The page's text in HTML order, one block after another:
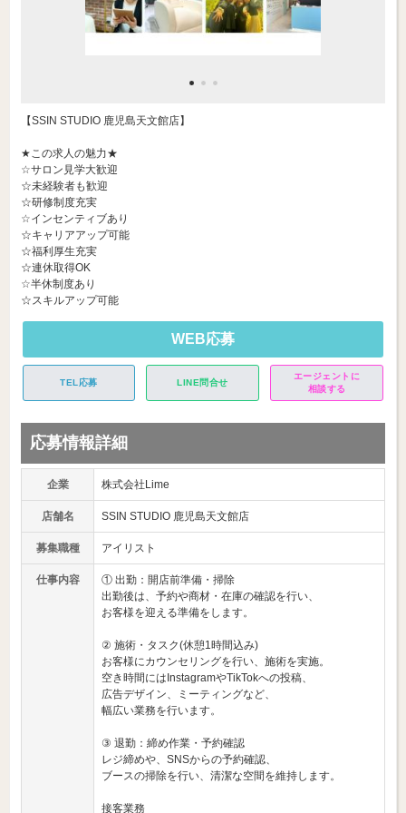
【SSIN STUDIO 鹿児島天文館店】
★この求人の魅力★
☆サロン見学大歓迎
☆未経験者も歓迎
☆研修制度充実
☆インセンティブあり
☆キャリアアップ可能
☆福利厚生充実
☆連休取得OK
☆半休制度あり
☆スキルアップ可能
WEB応募
TEL応募 LINE問合せ
エージェントに
相談する
応募情報詳細
企業 株式会社Lime
店舗名 SSIN STUDIO 鹿児島天文館店
募集職種 アイリスト
仕事内容
① 出勤：開店前準備・掃除
出勤後は、予約や商材・在庫の確認を行い、
お客様を迎える準備をします。
② 施術・タスク(休憩1時間込み)
お客様にカウンセリングを行い、施術を実施。
空き時間にはInstagramやTikTokへの投稿、
広告デザイン、ミーティングなど、
幅広い業務を行います。
③ 退勤：締め作業・予約確認
レジ締めや、SNSからの予約確認、
ブースの掃除を行い、清潔な空間を維持します。
接客業務